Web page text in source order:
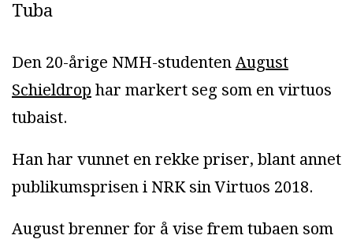
Tuba
Den 20-årige NMH-studentenAugust
Schieldrop har markert seg som en virtuos
tubaist.
Han har vunnet en rekke priser, blant annet
publikumsprisen i NRK sin Virtuos 2018.
August brenner for å vise frem tubaen som